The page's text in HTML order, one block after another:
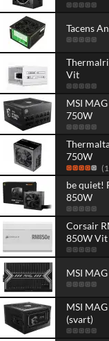
Tacens
Vit
MSI
750W
750W
(1
be quiet!
850W
Corsair
850W Vit
MSI
MSI
(svart)